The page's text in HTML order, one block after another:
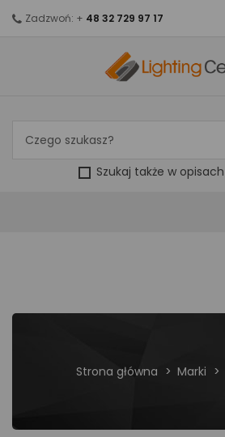
Szukaj także w opisach
Zadzwoń: + 48 32 729 97 17
Strona główna Marki